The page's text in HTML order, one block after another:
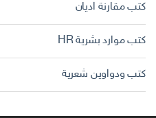
كتب مقارنة اديان
كتب موارد بشرية HR
كتب ودواوين شعرية